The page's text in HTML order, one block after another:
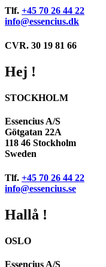
Tlf. +45 70 26 44 22
info@essencius.dk
CVR. 30 19 81 66
Hej !
STOCKHOLM
Essencius A/S
Götgatan 22A
118 46 Stockholm
Sweden
Tlf. +45 70 26 44 22
info@essencius.se
Hallå !
OSLO
Essencius A/S